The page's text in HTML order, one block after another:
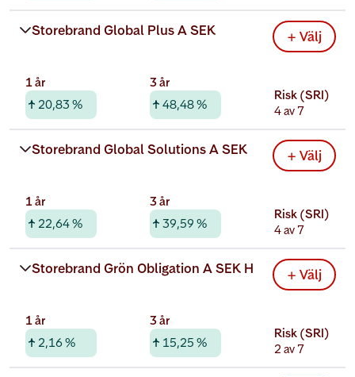
0,78 %
Storebrand Global Plus A SEK + Välj
1 år
20,83 %
3 år
48,48 %
Risk (SRI)
4 av 7
0,42 %
Storebrand Global Solutions A SEK + Välj
1 år
22,64 %
3 år
39,59 %
Risk (SRI)
4 av 7
0,78 %
Storebrand Grön Obligation A SEK H + Välj
1 år
2,16 %
3 år
15,25 %
Risk (SRI)
2 av 7